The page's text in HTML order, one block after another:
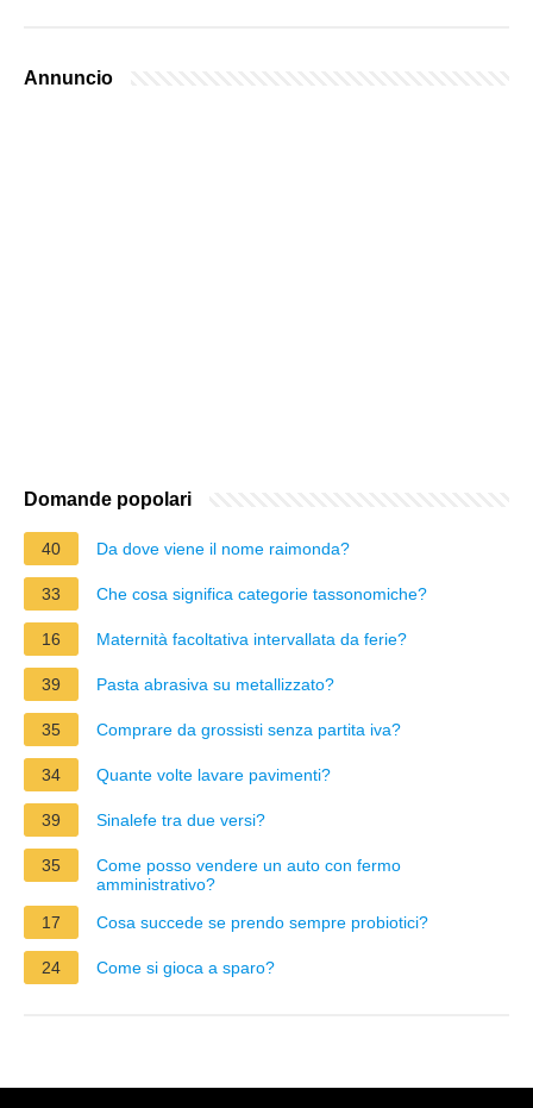
Annuncio
Domande popolari
40 Da dove viene il nome raimonda?
33 Che cosa significa categorie tassonomiche?
16 Maternità facoltativa intervallata da ferie?
39 Pasta abrasiva su metallizzato?
35 Comprare da grossisti senza partita iva?
34 Quante volte lavare pavimenti?
39 Sinalefe tra due versi?
35
Come posso vendere un auto con fermo
amministrativo?
17
Cosa succede se prendo sempre probiotici?
24 Come si gioca a sparo?